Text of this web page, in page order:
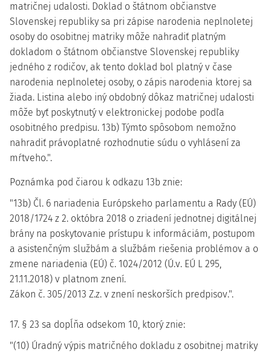
matričnej udalosti. Doklad o štátnom občianstve
Slovenskej republiky sa pri zápise narodenia neplnoletej
osoby do osobitnej matriky môže nahradiť platným
dokladom o štátnom občianstve Slovenskej republiky
jedného z rodičov, ak tento doklad bol platný v čase
narodenia neplnoletej osoby, o zápis narodenia ktorej sa
žiada. Listina alebo iný obdobný dôkaz matričnej udalosti
môže byť poskytnutý v elektronickej podobe podľa
osobitného predpisu. 13b) Týmto spôsobom nemožno
nahradiť právoplatné rozhodnutie súdu o vyhlásení za
mŕtveho.".
Poznámka pod čiarou k odkazu 13b znie:
"13b) Čl. 6 nariadenia Európskeho parlamentu a Rady (EÚ)
2018/1724 z 2. októbra 2018 o zriadení jednotnej digitálnej
brány na poskytovanie prístupu k informáciám, postupom
a asistenčným službám a službám riešenia problémov a o
zmene nariadenia (EÚ) č. 1024/2012 (Ú.v. EÚ L 295,
21.11.2018) v platnom znení.
Zákon č. 305/2013 Z.z. v znení neskorších predpisov.".
17. § 23 sa dopĺňa odsekom 10, ktorý znie:
"(10) Úradný výpis matričného dokladu z osobitnej matriky